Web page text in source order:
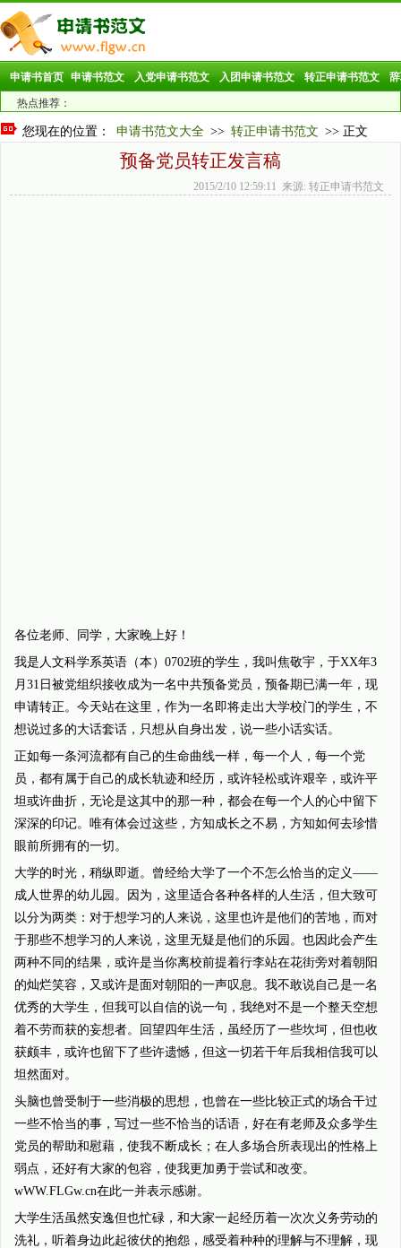
申请书首页 申请书范文 入党申请书范文 入团申请书范文 转正申请书范文
热点推荐：
您现在的位置： 申请书范文大全 >> 转正申请书范文 >> 正文
预备党员转正发言稿
2015/2/10 12:59:11 来源: 转正申请书范文
各位老师、同学，大家晚上好！
我是人文科学系英语（本）0702班的学生，我叫焦敬宇，于XX年3
月31日被党组织接收成为一名中共预备党员，预备期已满一年，现
申请转正。今天站在这里，作为一名即将走出大学校门的学生，不
想说过多的大话套话，只想从自身出发，说一些小话实话。
正如每一条河流都有自己的生命曲线一样，每一个人，每一个党
员，都有属于自己的成长轨迹和经历，或许轻松或许艰辛，或许平
坦或许曲折，无论是这其中的那一种，都会在每一个人的心中留下
深深的印记。唯有体会过这些，方知成长之不易，方知如何去珍惜
眼前所拥有的一切。
大学的时光，稍纵即逝。曾经给大学了一个不怎么恰当的定义——
成人世界的幼儿园。因为，这里适合各种各样的人生活，但大致可
以分为两类：对于想学习的人来说，这里也许是他们的苦地，而对
于那些不想学习的人来说，这里无疑是他们的乐园。也因此会产生
两种不同的结果，或许是当你离校前提着行李站在花街旁对着朝阳
的灿烂笑容，又或许是面对朝阳的一声叹息。我不敢说自己是一名
优秀的大学生，但我可以自信的说一句，我绝对不是一个整天空想
着不劳而获的妄想者。回望四年生活，虽经历了一些坎坷，但也收
获颇丰，或许也留下了些许遗憾，但这一切若干年后我相信我可以
坦然面对。
头脑也曾受制于一些消极的思想，也曾在一些比较正式的场合干过
一些不恰当的事，写过一些不恰当的话语，好在有老师及众多学生
党员的帮助和慰藉，使我不断成长；在人多场合所表现出的性格上
弱点，还好有大家的包容，使我更加勇于尝试和改变。
wWW.FLGw.cn在此一并表示感谢。
大学生活虽然安逸但也忙碌，和大家一起经历着一次次义务劳动的
洗礼，听着身边此起彼伏的抱怨，感受着种种的理解与不理解，现